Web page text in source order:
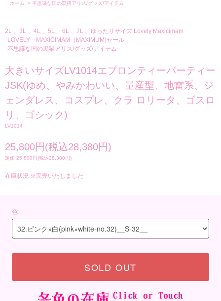
ホーム
> 不思議な国の黒猫アリス/グッズ/アイテム
2L 、3L 、4L 、5L、 6L 、7L 、ゆったりサイズ Lovely Maxicimam
LOVELY MAXICIMAM（MAXIMUM)セール
不思議な国の黒猫アリス/グッズ/アイテム
大きいサイズLV1014エプロンティーパーティー
JSK(ゆめ、やみかわいい、量産型、地雷系、ジ
ェンダレス、コスプレ、クラ ロリータ、ゴスロ
リ、ゴシック)
LV1014
25,800円(税込28,380円)
定価 25,800円(税込28,380円)
在庫状況 ※完売いたしました
色
SOLD OUT